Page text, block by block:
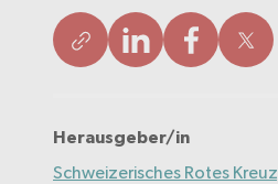
Herausgeber/in
Schweizerisches Rotes